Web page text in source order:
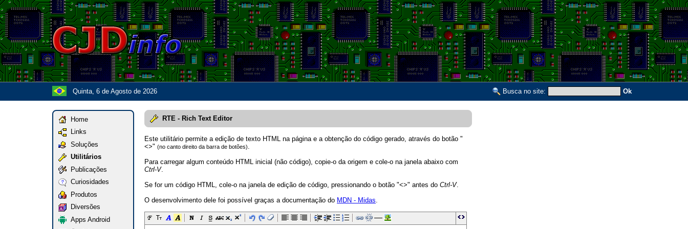
Quinta, 6 de Agosto de 2026 Busca no site: Ok
Home
Links
Soluções
Utilitários
Publicações
Curiosidades
Produtos
Diversões
Apps Android
RTE - Rich Text Editor
Este utilitário permite a edição de texto HTML na página e a obtenção do código gerado, através do botão "
<>" (no canto direito da barra de botões).
Para carregar algum conteúdo HTML inicial (não código), copie-o da origem e cole-o na janela abaixo com
Ctrl-V.
Se for um código HTML, cole-o na janela de edição de código, pressionando o botão "<>" antes do Ctrl-V.
O desenvolvimento dele foi possível graças a documentação do MDN - Midas.